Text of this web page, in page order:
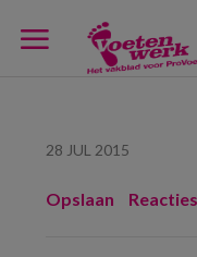
28 JUL 2015
Opslaan Reacties